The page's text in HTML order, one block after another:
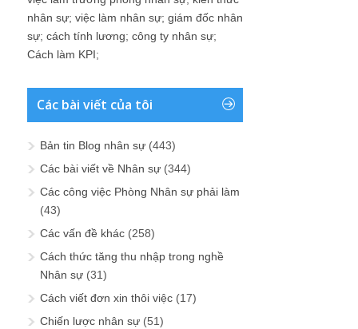
nhân sự; việc làm nhân sự; giám đốc nhân
sự; cách tính lương; công ty nhân sự;
Cách làm KPI;
Các bài viết của tôi
Bản tin Blog nhân sự (443)
Các bài viết về Nhân sự (344)
Các công việc Phòng Nhân sự phải làm
(43)
Các vấn đề khác (258)
Cách thức tăng thu nhập trong nghề
Nhân sự (31)
Cách viết đơn xin thôi việc (17)
Chiến lược nhân sự (51)